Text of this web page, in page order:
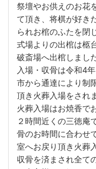
祭壇やお供えのお花
て頂き、将棋が好き
られお棺のふたを閉
式場よりの出棺は柩
破斎場へ出棺しまし
入場・収骨は令和4
市から通達により制
頂き火葬入場をされ
火葬入場はお焼香で
２時間近くの三徳庵
骨のお時間に合わせ
室へお戻り頂き火葬
収骨を済まされ全て